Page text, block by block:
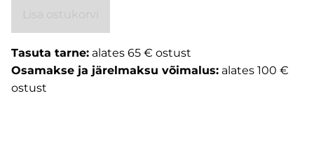
Tasuta tarne: alates 65 € ostust
Osamakse ja järelmaksu võimalus: alates 100 €
ostust